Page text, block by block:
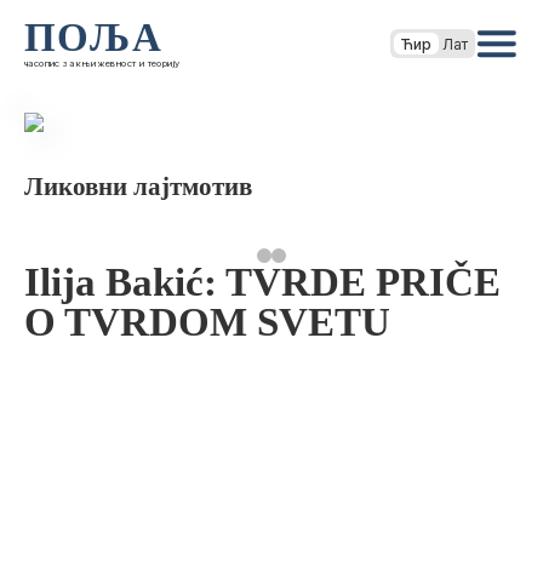
ПОЉА
часопис за књижевност и теорију
Ћир Лат
Ликовни лајтмотив
Ilija Bakić: TVRDE PRIČE
O TVRDOM SVETU